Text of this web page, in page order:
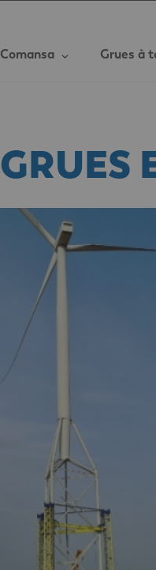
Comansa Grues à
GRUES